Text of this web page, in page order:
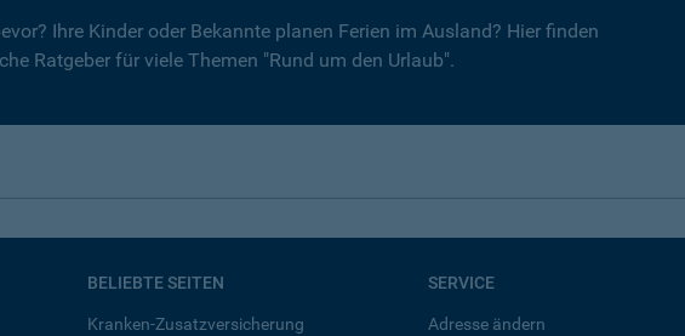
Ihre Kinder oder Bekannte planen Ferien im Ausland? Hier finden
Ratgeber für viele Themen "Rund um den Urlaub".
BELIEBTE SEITEN
Kranken-Zusatzversicherung
SERVICE
Adresse ändern